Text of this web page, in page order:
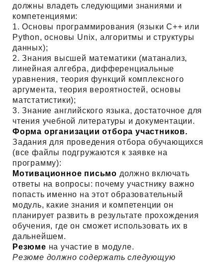
должны владеть следующими знаниями и
компетенциями:
1. Основы программирования (языки C++ или
Python, основы Unix, алгоритмы и структуры
данных);
2. Знания высшей математики (матанализ,
линейная алгебра, дифференциальные
уравнения, теория функций комплексного
аргумента, теория вероятностей, основы
матстатистики);
3. Знание английского языка, достаточное для
чтения учебной литературы и документации.
Форма организации отбора участников.
Задания для проведения отбора обучающихся
(все файлы подгружаются к заявке на
программу):
Мотивационное письмо должно включать
ответы на вопросы: почему участнику важно
попасть именно на этот образовательный
модуль, какие знания и компетенции он
планирует развить в результате прохождения
обучения, где он сможет использовать их в
дальнейшем.
Резюме на участие в модуле.
Резюме должно содержать следующую